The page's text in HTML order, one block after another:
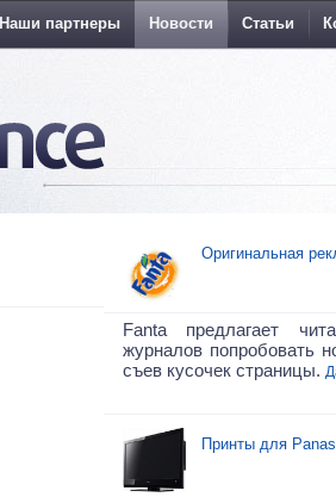
Наши партнеры Новости Статьи
Оригинальная
Fanta предлагает
журналов попробовать
съев кусочек страницы.
Принты для